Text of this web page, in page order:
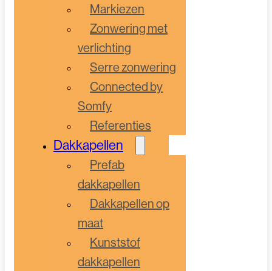
Markiezen
Zonwering met
verlichting
Serre zonwering
Connected by
Somfy
Referenties
Dakkapellen
Prefab
dakkapellen
Dakkapellen op
maat
Kunststof
dakkapellen